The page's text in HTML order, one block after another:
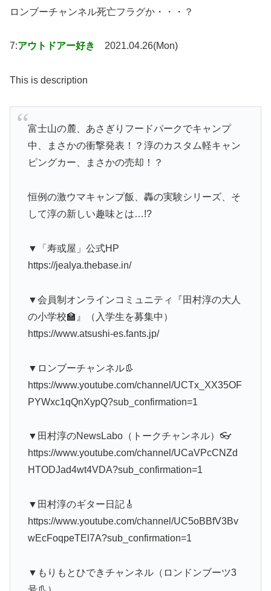
ロンブーチャンネル死亡フラグか・・・？
7:アウトドアー好き 2021.04.26(Mon)
This is description
富士山の麓、あさぎりフードパークでキャンプ
中、まさかの衝撃発表！？淳のカスタム軽キャン
ピングカー、まさかの売却！？
恒例の激ウマキャンプ飯、轟の実験シリーズ、そ
して淳の新しい趣味とは…!?
▼「寿或屋」公式HP
https://jealya.thebase.in/
▼会員制オンラインコミュニティ『田村淳の大人
の小学校🏫』（入学生を募集中）
https://www.atsushi-es.fants.jp/
▼ロンブーチャンネル👢
https://www.youtube.com/channel/UCTx_XX35OF
PYWxc1qQnXypQ?sub_confirmation=1
▼田村淳のNewsLabo（トークチャンネル）👓
https://www.youtube.com/channel/UCaVPcCNZd
HTODJad4wt4VDA?sub_confirmation=1
▼田村淳のギター日記🎸
https://www.youtube.com/channel/UC5oBBfV3Bv
wEcFoqpeTEl7A?sub_confirmation=1
▼もりもとひできチャンネル（ロンドンブーツ3